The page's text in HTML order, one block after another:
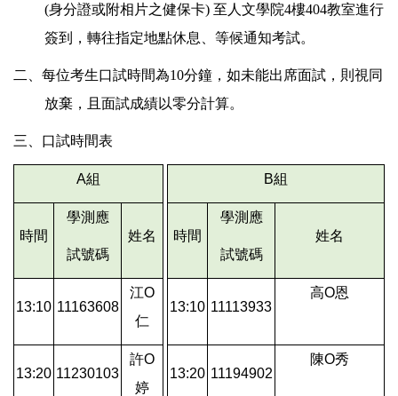
(身分證或附相片之健保卡) 至人文學院4樓404教室進行
簽到，轉往指定地點休息、等候通知考試。
二、每位考生口試時間為10分鐘，如未能出席面試，則視同
放棄，且面試成績以零分計算。
三、口試時間表
A組 B組
時間
學測應
試號碼
姓名 時間
學測應
試號碼
姓名
13:10 11163608
江O
仁
13:10 11113933
高O恩
13:20 11230103
許O
婷
13:20 11194902
陳O秀